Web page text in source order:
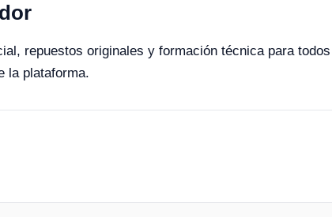
repuestos originales y formación técnica para
la plataforma.